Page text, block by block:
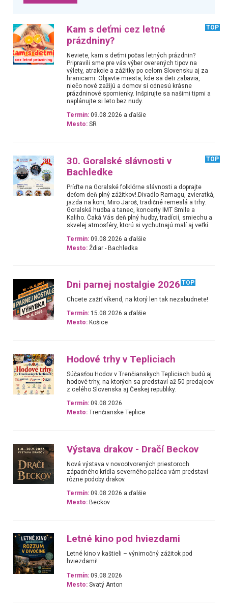
Kam s deťmi cez letné
prázdniny?
TOP
Neviete, kam s deťmi počas letných prázdnin?
Pripravili sme pre vás výber overených tipov na
výlety, atrakcie a zážitky po celom Slovensku aj za
hranicami. Objavte miesta, kde sa deti zabavia,
niečo nové zažijú a domov si odnesú krásne
prázdninové spomienky. Inšpirujte sa našimi tipmi a
naplánujte si leto bez nudy.
Termín: 09.08.2026 a ďalšie
Mesto: SR
30. Goralské slávnosti v
Bachledke
TOP
Príďte na Goralské folklórne slávnosti a doprajte
deťom deň plný zážitkov!.Divadlo Ramagu, zvieratká,
jazda na koni, Miro Jaroš, tradičné remeslá a trhy.
Goralská hudba a tanec, koncerty IMT Smile a
Kaliho. Čaká Vás deň plný hudby, tradícií, smiechu a
skvelej atmosféry, ktorú si vychutnajú malí aj veľkí.
Termín: 09.08.2026 a ďalšie
Mesto: Ždiar - Bachledka
Dni parnej nostalgie 2026 TOP
Chcete zažiť víkend, na ktorý len tak nezabudnete!
Termín: 15.08.2026 a ďalšie
Mesto: Košice
Hodové trhy v Tepliciach
Súčasťou Hodov v Trenčianskych Tepliciach budú aj
hodové trhy, na ktorých sa predstaví až 50 predajcov
z celého Slovenska aj Českej republiky.
Termín: 09.08.2026
Mesto: Trenčianske Teplice
Výstava drakov - Dračí Beckov
Nová výstava v novootvorených priestoroch
západného krídla severného paláca vám predstaví
rôzne podoby drakov.
Termín: 09.08.2026 a ďalšie
Mesto: Beckov
Letné kino pod hviezdami
Letné kino v kaštieli – výnimočný zážitok pod
hviezdami!
Termín: 09.08.2026
Mesto: Svatý Anton